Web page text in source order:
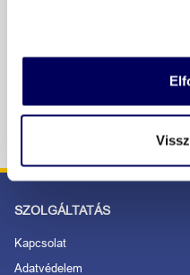
BIZTONSÁGOS
SZOLGÁLTATÁS
Kapcsolat
Adatvédelem